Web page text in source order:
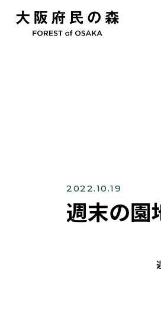
2022.10.19
週末の園